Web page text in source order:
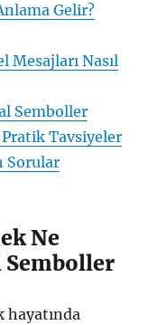
Gelir?
Mesajları Nasıl
Semboller
Tavsiyeler
Sorular
Ne
Semboller
hayatında